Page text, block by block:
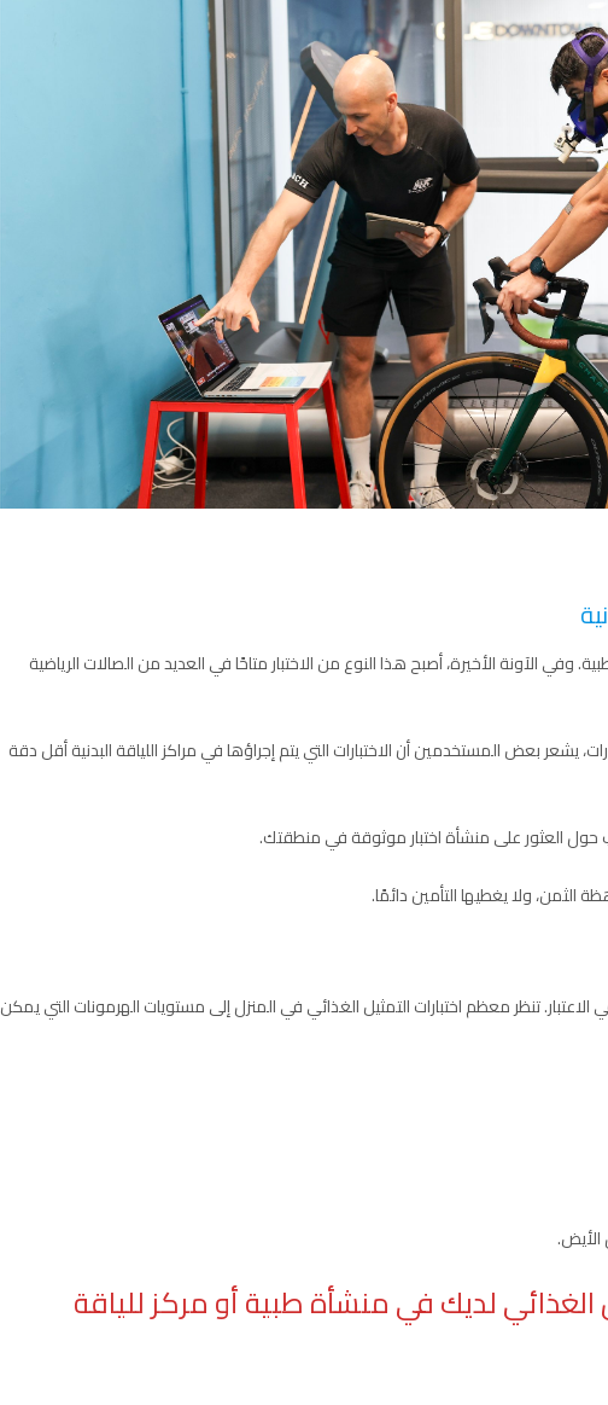
وفي الآونة الأخيرة، أصبح هذا النوع من الاختبار متاحًا في العديد من الصالات الرياضية
يشعر بعض المستخدمين أن الاختبارات التي يتم إجراؤها في مراكز اللياقة البدنية أقل دقة
حول العثور على منشأة اختبار موثوقة في منطقتك.
الثمن، ولا يغطيها التأمين دائمًا.
الاعتبار. تنظر معظم اختبارات التمثيل الغذائي في المنزل إلى مستويات الهرمونات التي يمكن
الغذائي لديك في منشأة طبية أو مركز للياقة